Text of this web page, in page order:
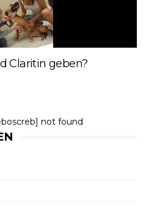
Claritin geben?
not found